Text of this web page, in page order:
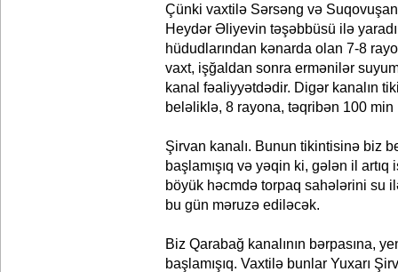
Çünki vaxtilə Sərsəng və
Heydər Əliyevin təşəbbüsü ilə
hüdudlarından kənarda olan 7-8
vaxt, işğaldan sonra ermənilər
kanal fəaliyyətdədir. Digər kanalın
beləliklə, 8 rayona, təqribən 100
Şirvan kanalı. Bunun tikintisinə biz
başlamışıq və yəqin ki, gələn il
böyük həcmdə torpaq sahələrini su
bu gün məruzə ediləcək.
Biz Qarabağ kanalının bərpasına,
başlamışıq. Vaxtilə bunlar Yuxarı